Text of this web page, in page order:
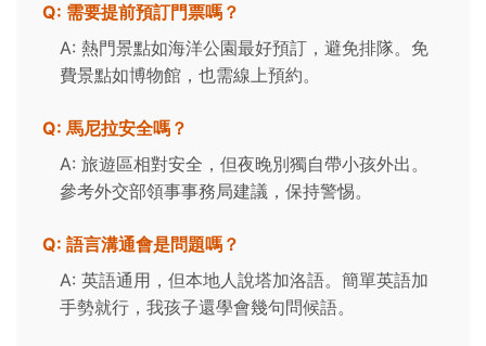
Q: 需要提前預訂門票嗎？
A: 熱門景點如海洋公園最好預訂，避免排隊。免
費景點如博物館，也需線上預約。
Q: 馬尼拉安全嗎？
A: 旅遊區相對安全，但夜晚別獨自帶小孩外出。
參考外交部領事事務局建議，保持警惕。
Q: 語言溝通會是問題嗎？
A: 英語通用，但本地人說塔加洛語。簡單英語加
手勢就行，我孩子還學會幾句問候語。